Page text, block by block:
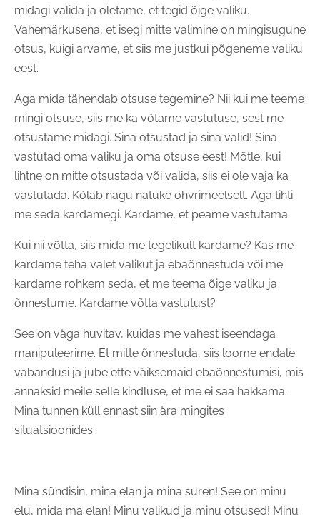
midagi valida ja oletame, et tegid õige valiku.
Vahemärkusena, et isegi mitte valimine on mingisugune
otsus, kuigi arvame, et siis me justkui põgeneme valiku
eest.
Aga mida tähendab otsuse tegemine? Nii kui me teeme
mingi otsuse, siis me ka võtame vastutuse, sest me
otsustame midagi. Sina otsustad ja sina valid! Sina
vastutad oma valiku ja oma otsuse eest! Mõtle, kui
lihtne on mitte otsustada või valida, siis ei ole vaja ka
vastutada. Kõlab nagu natuke ohvrimeelselt. Aga tihti
me seda kardamegi. Kardame, et peame vastutama.
Kui nii võtta, siis mida me tegelikult kardame? Kas me
kardame teha valet valikut ja ebaõnnestuda või me
kardame rohkem seda, et me teema õige valiku ja
õnnestume. Kardame võtta vastutust?
See on väga huvitav, kuidas me vahest iseendaga
manipuleerime. Et mitte õnnestuda, siis loome endale
vabandusi ja jube ette väiksemaid ebaõnnestumisi, mis
annaksid meile selle kindluse, et me ei saa hakkama.
Mina tunnen küll ennast siin ära mingites
situatsioonides.
Mina sündisin, mina elan ja mina suren! See on minu
elu, mida ma elan! Minu valikud ja minu otsused! Minu